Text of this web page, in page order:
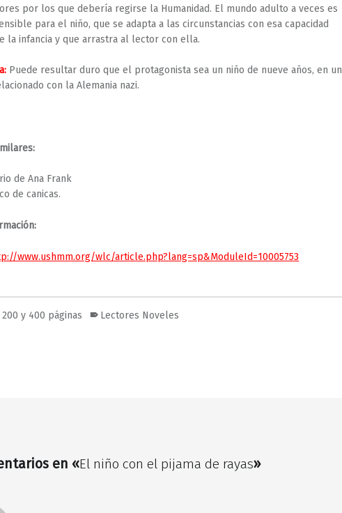
por los que debería regirse la Humanidad. El mundo adulto a veces es
para el niño, que se adapta a las circunstancias con esa capacidad
la infancia y que arrastra al lector con ella.
Puede resultar duro que el protagonista sea un niño de nueve años, en un
con la Alemania nazi.
de Ana Frank
de canicas.
www.ushmm.org/wlc/article.php?lang=sp&ModuleId=10005753
y 400 páginas Lectores Noveles
en «El niño con el pijama de rayas»